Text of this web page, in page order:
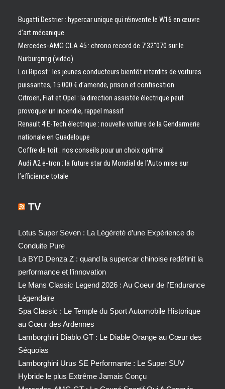
Bugatti Destrier : hypercar unique qui réinvente le W16 en œuvre
d’art mécanique
Mercedes-AMG CLA 45 : chrono record de 7’32″070 sur le
Nürburgring (vidéo)
Loi Ripost : les jeunes conducteurs bientôt interdits de voitures
puissantes, 15 000 € d’amende, prison et confiscation
Citroën, Fiat et Opel : la direction assistée électrique peut
provoquer un incendie, rappel massif
Renault 4 E-Tech électrique : nouvelle voiture de la Gendarmerie
nationale en Guadeloupe
Coffre de toit : nos conseils pour un choix optimal
Audi A2 e-tron : la future star du Mondial de l’Auto mise sur
l’efficience totale
TV
Lotus Super Seven : La Légèreté d’une Expérience de
Conduite Pure
La BYD Denza Z : quand la supercar chinoise redéfinit la
performance et l’innovation
Le Mans Classic Legend 2026 : Au Coeur de l’Endurance
Légendaire
Spa Classic : Le Temple du Sport Automobile Historique
au Cœur des Ardennes
Lamborghini Diablo GT : Le Diable Orange au Cœur des
Séquoias
Lamborghini Urus SE Performante : Le Super SUV
Hybride le plus Extrême Jamais Conçu